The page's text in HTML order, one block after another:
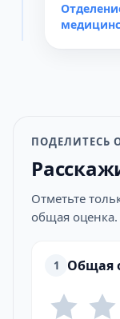
ПОДЕЛИТЕСЬ
Отметьте
общая
1 Общая